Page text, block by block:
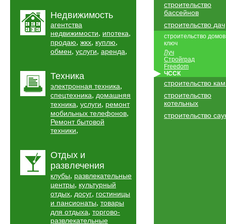
Недвижимость
агентства
недвижимости, ипотека,
продаю, жкх, куплю,
обмен, услуги, аренда,
Техника
электронная техника,
спецтехника, домашняя
техника, услуги, ремонт
мобильных телефонов,
Ремонт бытовой
техники,
Отдых и
развлечения
клубы, развлекательные
центры, культурный
отдых, досуг, гостиницы
и пансионаты, товары
для отдыха, торгово-
развлекательные
строительство
бассейнов
строительство дач
строительство
ключ
Луч
Стройград
Freedom
ЧССК
строительство
строительство
котельных
строительство